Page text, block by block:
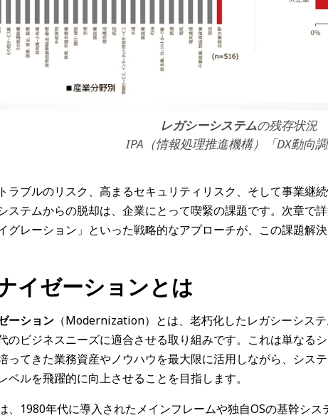
レガシーシステムの残存状況
IPA（情報処理推進機構）「DX動向調
ラブルのリスク、高まるセキュリティリスク、そして事業継
ステムからの脱却は、企業にとって喫緊の課題です。次章で
グレーション」といった戦略的なアプローチが、この課題解決
イゼーションとは
ーション （Modernization）とは、老朽化したレガシーシス
のビジネスニーズに適合させる取り組みです。これは単なる
ってきた業務資産やノウハウを最大限に活用しながら、シス
ベルを飛躍的に向上させることを目指します。
、1980年代に導入されたメインフレームや独自OSの基幹シ